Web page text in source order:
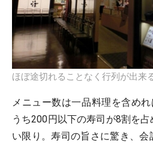
ほぼ途切れることなく行列が出来
メニュー数は一品料理を含め
うち200円以下の寿司が8割を
い限り。寿司の旨さに驚き、会